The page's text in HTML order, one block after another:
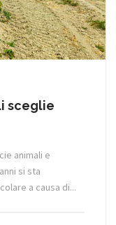
sceglie
animali e
si sta
a causa di...